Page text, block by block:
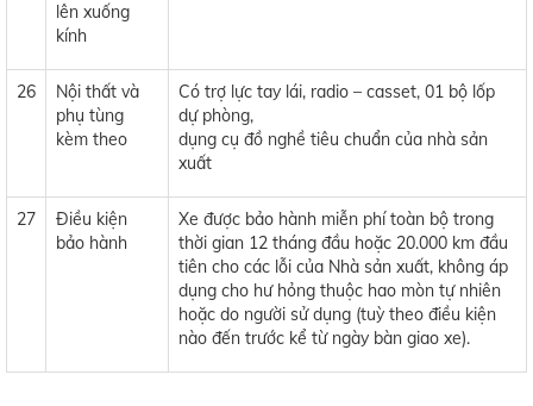
lên xuống
kính
26
Nội thất và
phụ tùng
kèm theo
Có trợ lực tay lái, radio – casset, 01 bộ lốp
dự phòng,
dụng cụ đồ nghề tiêu chuẩn của nhà sản
xuất
27
Điều kiện
bảo hành
Xe được bảo hành miễn phí toàn bộ trong
thời gian 12 tháng đầu hoặc 20.000 km đầu
tiên cho các lỗi của Nhà sản xuất, không áp
dụng cho hư hỏng thuộc hao mòn tự nhiên
hoặc do người sử dụng (tuỳ theo điều kiện
nào đến trước kể từ ngày bàn giao xe).